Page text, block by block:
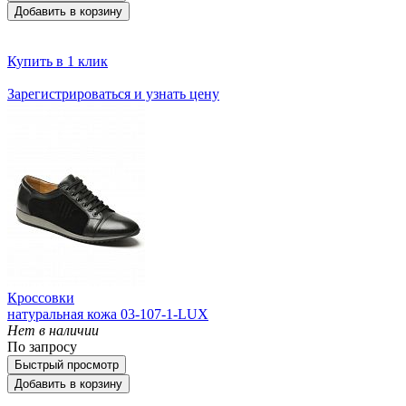
Добавить в корзину
Купить в 1 клик
Зарегистрироваться и узнать цену
Кроссовки
натуральная кожа 03-107-1-LUX
Нет в наличии
По запросу
Быстрый просмотр
Добавить в корзину